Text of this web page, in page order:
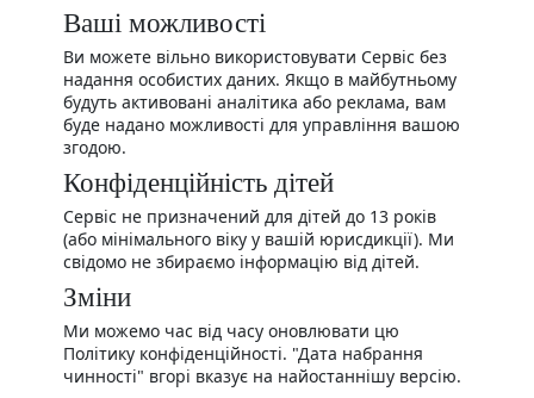
Ваші можливості
Ви можете вільно використовувати Сервіс без
надання особистих даних. Якщо в майбутньому
будуть активовані аналітика або реклама, вам
буде надано можливості для управління вашою
згодою.
Конфіденційність дітей
Сервіс не призначений для дітей до 13 років
(або мінімального віку у вашій юрисдикції). Ми
свідомо не збираємо інформацію від дітей.
Зміни
Ми можемо час від часу оновлювати цю
Політику конфіденційності. "Дата набрання
чинності" вгорі вказує на найостаннішу версію.